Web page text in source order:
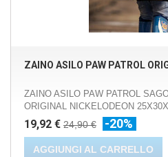
ZAINO ASILO PAW PATROL
ZAINO ASILO PAW PATROL
ORIGINAL NICKELODEON
19,92 € 24,90 € -20%
AGGIUNGI AL CARRELLO